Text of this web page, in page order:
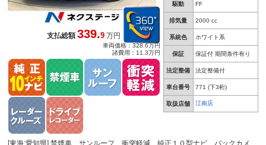
駆動 FF
排気量 2000 cc
系統色 ホワイト系
保証 保証付 期間条件有り
法定整備 法定整備付
車台番号 771 (下3桁)
取扱店舗 江南店
支払総額339.9 万円
車両価格：328.6万円
諸費用：11.3万円
[東海:愛知県] 禁煙車 サンルーフ 衝突軽減 純正１０型ナビ バックカメ